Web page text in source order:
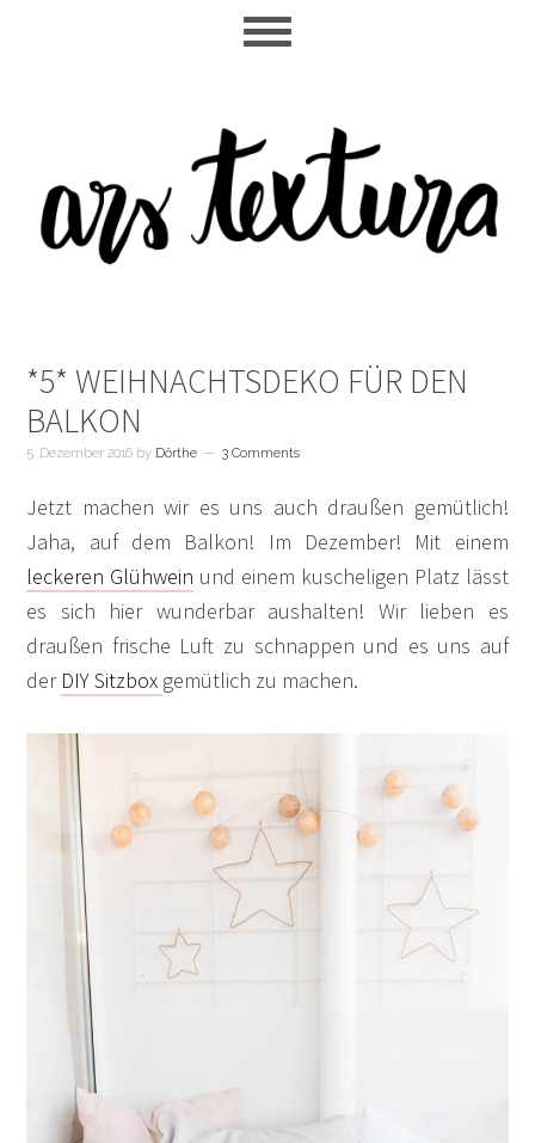
*5* WEIHNACHTSDEKO FÜR DEN
BALKON
5. Dezember 2016 by Dörthe 3 Comments
Jetzt machen wir es uns auch draußen gemütlich!
Jaha, auf dem Balkon! Im Dezember! Mit einem
leckeren Glühwein und einem kuscheligen Platz lässt
es sich hier wunderbar aushalten! Wir lieben es
draußen frische Luft zu schnappen und es uns auf
der DIY Sitzbox gemütlich zu machen.